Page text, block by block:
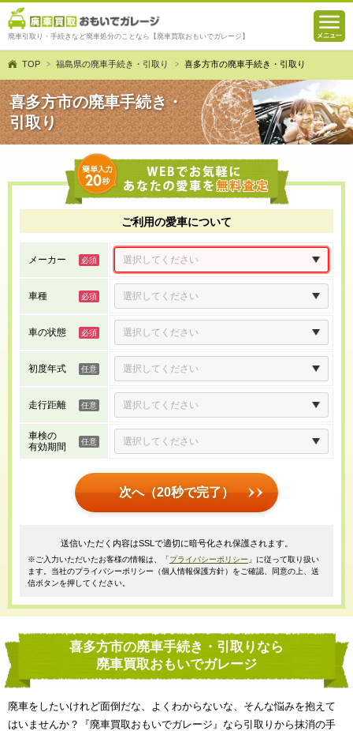
廃車引取り・手続きなど廃車処分のことなら【廃車買取おもいでガレージ】
TOP 福島県の廃車手続き・引取り 喜多方市の廃車手続き・引取り
喜多方市の廃車手続き・
引取り
ご利用の愛車について
メーカー
車種
車の状態
初度年式
走行距離
車検の
有効期間
次へ（20秒で完了）
送信いただく内容はSSLで適切に暗号化され保護されます。
※ご入力いただいたお客様の情報は、「プライバシーポリシー 」に従って取り扱い
ます。当社のプライバシーポリシー（個人情報保護方針）をご確認、同意の上、送
信ボタンを押してください。
喜多方市の廃車手続き・引取りなら
廃車買取おもいでガレージ
廃車をしたいけれど面倒だな、よくわからないな、そんな悩みを抱えて
はいませんか？『廃車買取おもいでガレージ』なら引取りから抹消の手